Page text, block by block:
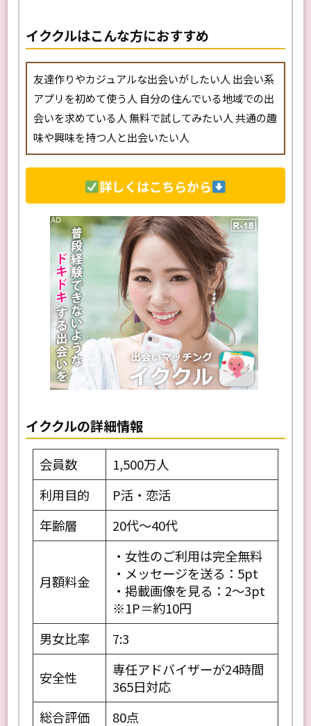
イククルはこんな方におすすめ
友達作りやカジュアルな出会いがしたい人 出会い系
アプリを初めて使う人 自分の住んでいる地域での出
会いを求めている人 無料で試してみたい人 共通の趣
味や興味を持つ人と出会いたい人
詳しくはこちらから
イククルの詳細情報
会員数
1,500万人
利用目的
P活・恋活
年齢層
20代〜40代
月額料金
・女性のご利用は完全無料
・メッセージを送る：5pt
・掲載画像を見る：2～3pt
※1P＝約10円
男女比率
7:3
安全性
専任アドバイザーが24時間
365日対応
総合評価
80点